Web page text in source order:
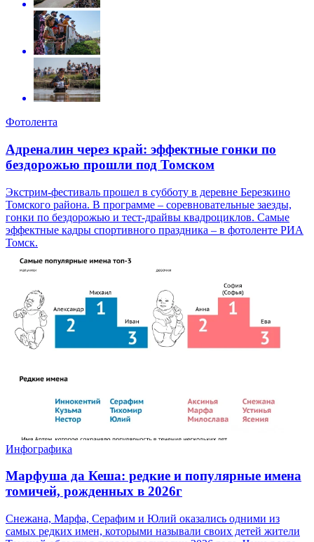
Фотолента
Адреналин через край: эффектные гонки по
бездорожью прошли под Томском
Экстрим-фестиваль прошел в субботу в деревне Березкино
Томского района. В программе – соревновательные заезды,
гонки по бездорожью и тест-драйвы квадроциклов. Самые
эффектные кадры спортивного праздника – в фотоленте РИА
Томск.
Инфографика
Марфуша да Кеша: редкие и популярные имена
томичей, рожденных в 2026г
Снежана, Марфа, Серафим и Юлий оказались одними из
самых редких имен, которыми называли своих детей жители